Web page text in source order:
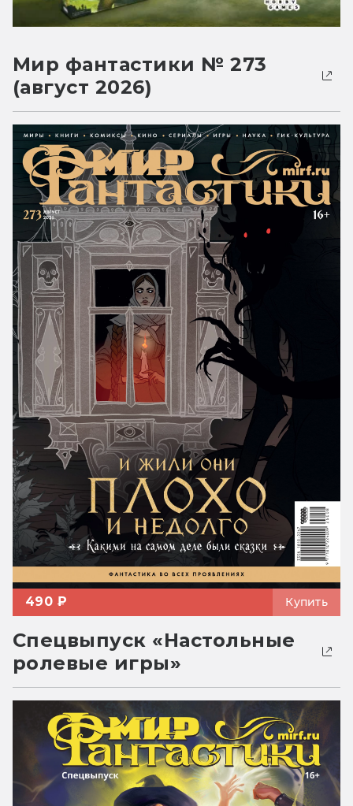
Мир фантастики № 273
(август 2026)
490 ₽ Купить
Спецвыпуск «Настольные
ролевые игры»